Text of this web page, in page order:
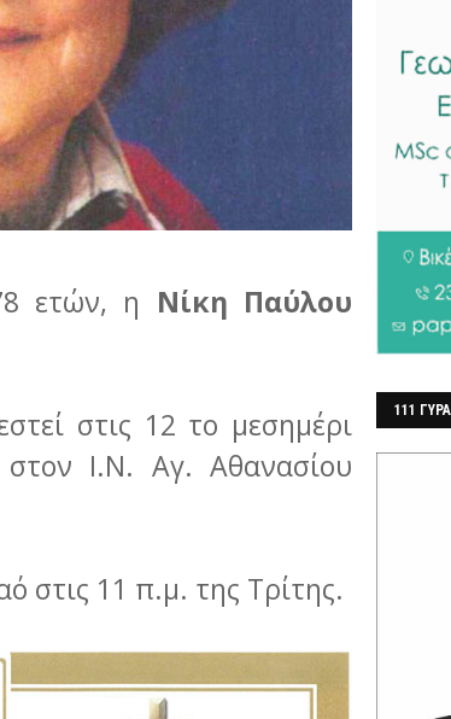
ετών, η Νίκη Παύλου
στις 12 το μεσημέρι
Ι.Ν. Αγ. Αθανασίου
στις 11 π.μ. της Τρίτης.
111